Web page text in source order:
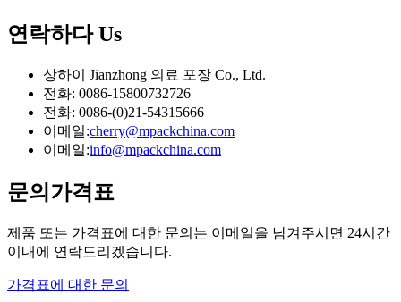
연락하다Us
상하이 Jianzhong 의료 포장 Co., Ltd.
전화: 0086-15800732726
전화: 0086-(0)21-54315666
이메일:cherry@mpackchina.com
이메일:info@mpackchina.com
문의 가격표
제품 또는 가격표에 대한 문의는 이메일을 남겨주시면 24시간
이내에 연락드리겠습니다.
가격표에 대한 문의